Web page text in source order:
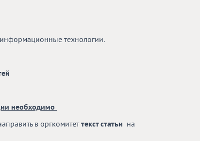
технологии.
необходимо
в оргкомитеттекст статьи на